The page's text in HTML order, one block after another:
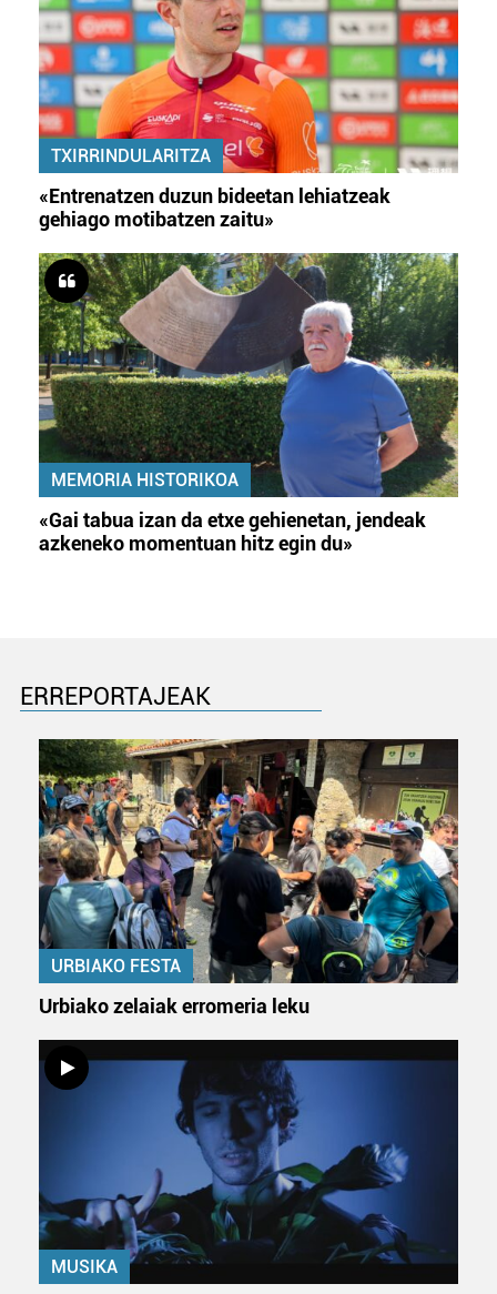
erabiltzeko baimen esplizitua ematen diguzu.Gehiago
irakurri
TXIRRINDULARITZA
«Entrenatzen duzun bideetan lehiatzeak
gehiago motibatzen zaitu»
MEMORIA HISTORIKOA
«Gai tabua izan da etxe gehienetan, jendeak
azkeneko momentuan hitz egin du»
ERREPORTAJEAK
URBIAKO FESTA
Urbiako zelaiak erromeria leku
MUSIKA